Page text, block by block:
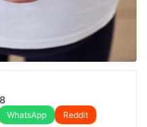
WhatsApp
Reddit